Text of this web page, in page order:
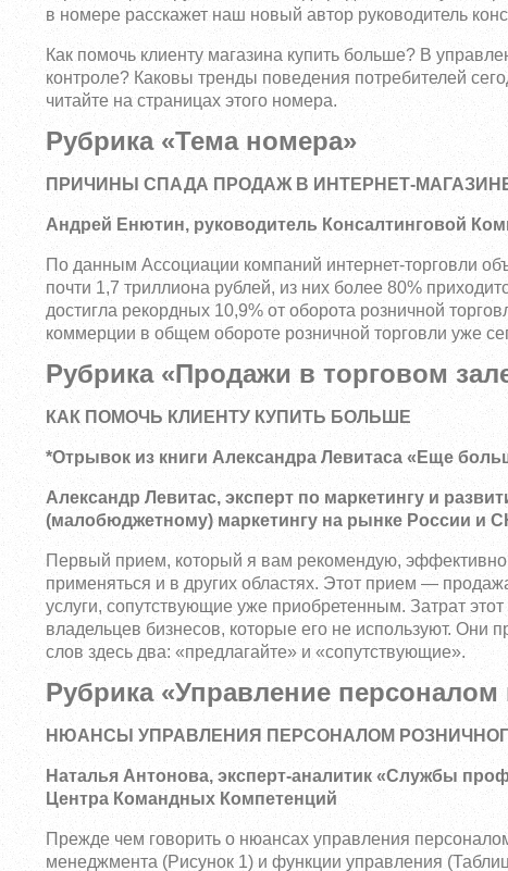
в номере расскажет наш новый автор руководитель
Как помочь клиенту магазина купить больше? В
контроле? Каковы тренды поведения потребителей
читайте на страницах этого номера.
Рубрика «Тема номера»
ПРИЧИНЫ СПАДА ПРОДАЖ В ИНТЕРНЕТ-
Андрей Енютин, руководитель Консалтинговой
По данным Ассоциации компаний интернет-торговли
почти 1,7 триллиона рублей, из них более 80%
достигла рекордных 10,9% от оборота розничной
коммерции в общем обороте розничной торговли уже
Рубрика «Продажи в торговом
КАК ПОМОЧЬ КЛИЕНТУ КУПИТЬ БОЛЬШЕ
*Отрывок из книги Александра Левитаса «Еще
Александр Левитас, эксперт по маркетингу и
(малобюджетному) маркетингу на рынке России и
Первый прием, который я вам рекомендую, эффективно
применяться и в других областях. Этот прием —
услуги, сопутствующие уже приобретенным. Затрат
владельцев бизнесов, которые его не используют.
слов здесь два: «предлагайте» и «сопутствующие».
Рубрика «Управление персоналом
НЮАНСЫ УПРАВЛЕНИЯ ПЕРСОНАЛОМ
Наталья Антонова, эксперт-аналитик «Службы
Центра Командных Компетенций
Прежде чем говорить о нюансах управления
менеджмента (Рисунок 1) и функции управления